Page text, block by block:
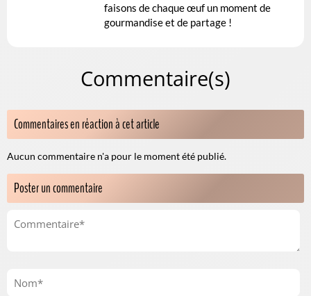
faisons de chaque œuf un moment de
gourmandise et de partage !
Commentaire(s)
Commentaires en réaction à cet article
Aucun commentaire n'a pour le moment été publié.
Poster un commentaire